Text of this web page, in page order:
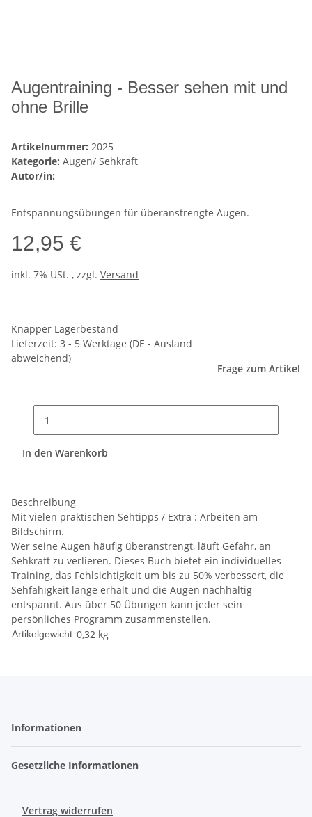
Augentraining - Besser sehen mit und
ohne Brille
Artikelnummer: 2025
Kategorie: Augen/ Sehkraft
Autor/in:
Entspannungsübungen für überanstrengte Augen.
12,95 €
inkl. 7% USt. , zzgl. Versand
Knapper Lagerbestand
Lieferzeit: 3 - 5 Werktage (DE - Ausland
abweichend)
Frage zum Artikel
In den Warenkorb
Beschreibung
Mit vielen praktischen Sehtipps / Extra : Arbeiten am
Bildschirm.
Wer seine Augen häufig überanstrengt, läuft Gefahr, an
Sehkraft zu verlieren. Dieses Buch bietet ein individuelles
Training, das Fehlsichtigkeit um bis zu 50% verbessert, die
Sehfähigkeit lange erhält und die Augen nachhaltig
entspannt. Aus über 50 Übungen kann jeder sein
persönliches Programm zusammenstellen.
Artikelgewicht:0,32 kg
Informationen
Gesetzliche Informationen
Vertrag widerrufen